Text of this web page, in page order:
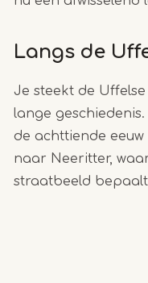
Langs de
Je steekt de
lange
de achttiende
naar Neeritter,
straatbeeld